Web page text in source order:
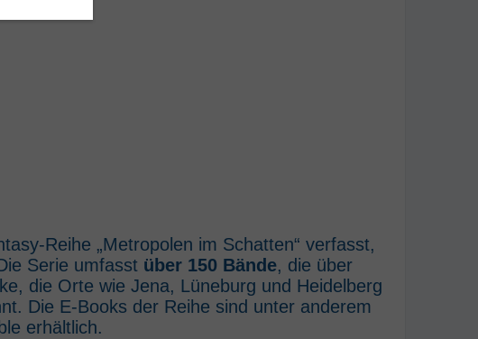
Reihe „Metropolen im Schatten“ verfasst,
Serie umfasst über 150 Bände, die über
die Orte wie Jena, Lüneburg und Heidelberg
Die E-Books der Reihe sind unter anderem
erhältlich.